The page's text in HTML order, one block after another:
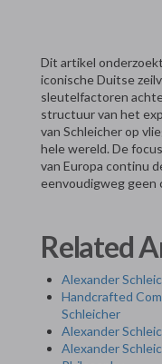
Dit artikel
iconische Duitse
sleutelfactoren
structuur van het
van Schleicher op
hele wereld. De
van Europa continu
eenvoudigweg geen
Related
Alexander
Handcrafted
Schleicher
Alexander
Alexander